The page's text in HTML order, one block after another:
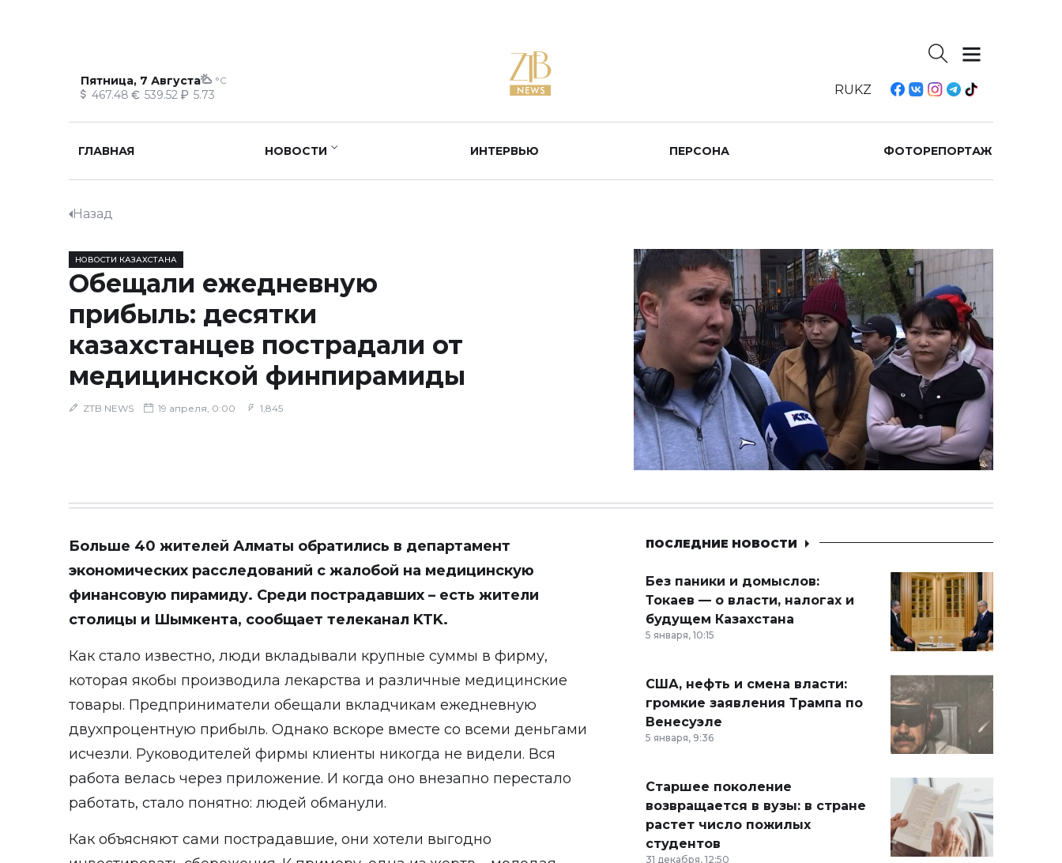
Пятница, 7 Августа °C
467.48 539.52 5.73 RUKZ
ГЛАВНАЯ НОВОСТИ ИНТЕРВЬЮ ПЕРСОНА ФОТОРЕПОРТАЖ
Назад
НОВОСТИ КАЗАХСТАНА
Обещали ежедневную
прибыль: десятки
казахстанцев пострадали от
медицинской финпирамиды
ZTB NEWS 19 апреля, 0:00 1,845
Больше 40 жителей Алматы обратились в департамент
экономических расследований с жалобой на медицинскую
финансовую пирамиду. Среди пострадавших – есть жители
столицы и Шымкента, сообщает телеканал KTK.
Как стало известно, люди вкладывали крупные суммы в фирму,
которая якобы производила лекарства и различные медицинские
товары. Предприниматели обещали вкладчикам ежедневную
двухпроцентную прибыль. Однако вскоре вместе со всеми деньгами
исчезли. Руководителей фирмы клиенты никогда не видели. Вся
работа велась через приложение. И когда оно внезапно перестало
работать, стало понятно: людей обманули.
Как объясняют сами пострадавшие, они хотели выгодно
ПОСЛЕДНИЕ НОВОСТИ
Без паники и домыслов:
Токаев — о власти, налогах и
будущем Казахстана
5 января, 10:15
США, нефть и смена власти:
громкие заявления Трампа по
Венесуэле
5 января, 9:36
Старшее поколение
возвращается в вузы: в стране
растет число пожилых
студентов
31 декабря, 12:50